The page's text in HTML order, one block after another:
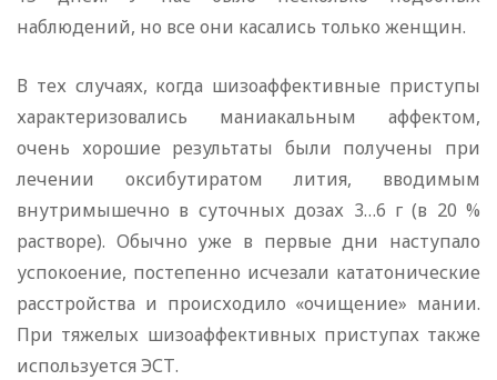
наблюдений, но все они касались только женщин.
В тех случаях, когда шизоаффективные приступы
характеризовались маниакальным аффектом,
очень хорошие результаты были получены при
лечении оксибутиратом лития, вводимым
внутримышечно в суточных дозах 3…6 г (в 20 %
растворе). Обычно уже в первые дни наступало
успокоение, постепенно исчезали кататонические
расстройства и происходило «очищение» мании.
При тяжелых шизоаффективных приступах также
используется ЭСТ.